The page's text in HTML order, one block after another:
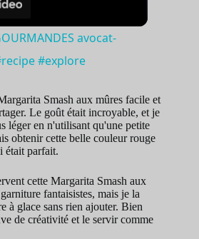
i
e
o
avocat-
#explore
Smash aux mûres facile et
Le goût était incroyable, et je
léger en n'utilisant qu'une petite
obtenir cette belle couleur rouge
était parfait.
cette Margarita Smash aux
fantaisistes, mais je la
à glace sans rien ajouter. Bien
de créativité et le servir comme